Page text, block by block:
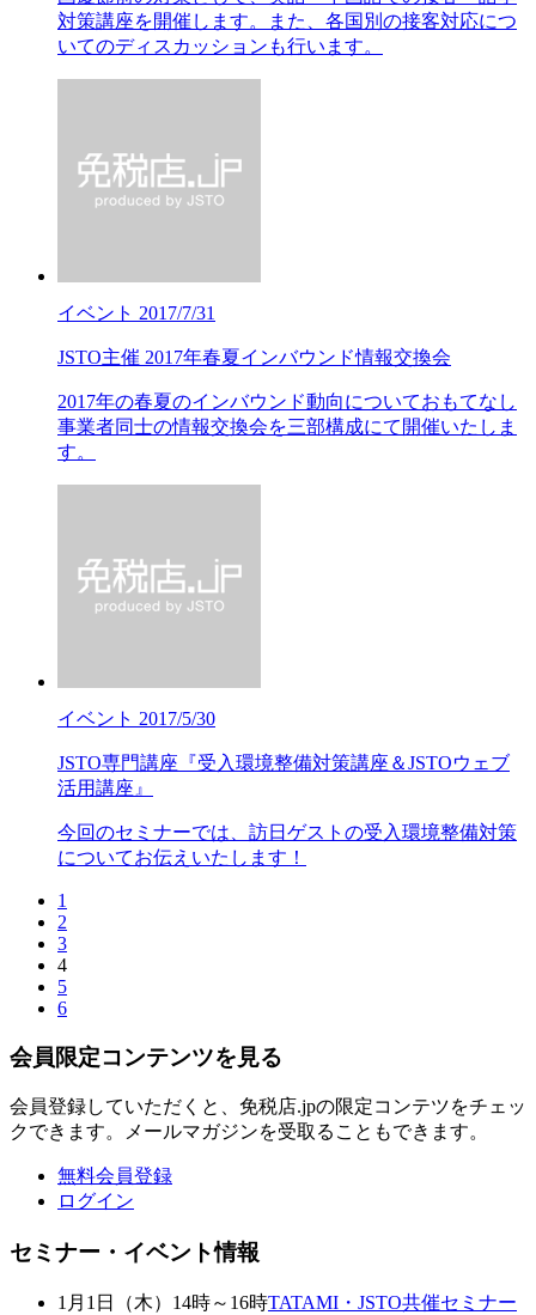
対策講座を開催します。また、各国別の接客対応につ
いてのディスカッションも行います。
イベント 2017/7/31
JSTO主催 2017年春夏インバウンド情報交換会
2017年の春夏のインバウンド動向についておもてなし
事業者同士の情報交換会を三部構成にて開催いたしま
す。
イベント 2017/5/30
JSTO専門講座『受入環境整備対策講座＆JSTOウェブ
活用講座』
今回のセミナーでは、訪日ゲストの受入環境整備対策
についてお伝えいたします！
1
2
3
4
5
6
会員限定コンテンツを見る
会員登録していただくと、免税店.jpの限定コンテツをチェッ
クできます。メールマガジンを受取ることもできます。
無料会員登録
ログイン
セミナー・イベント情報
1月1日（木）14時～16時TATAMI・JSTO共催セミナー